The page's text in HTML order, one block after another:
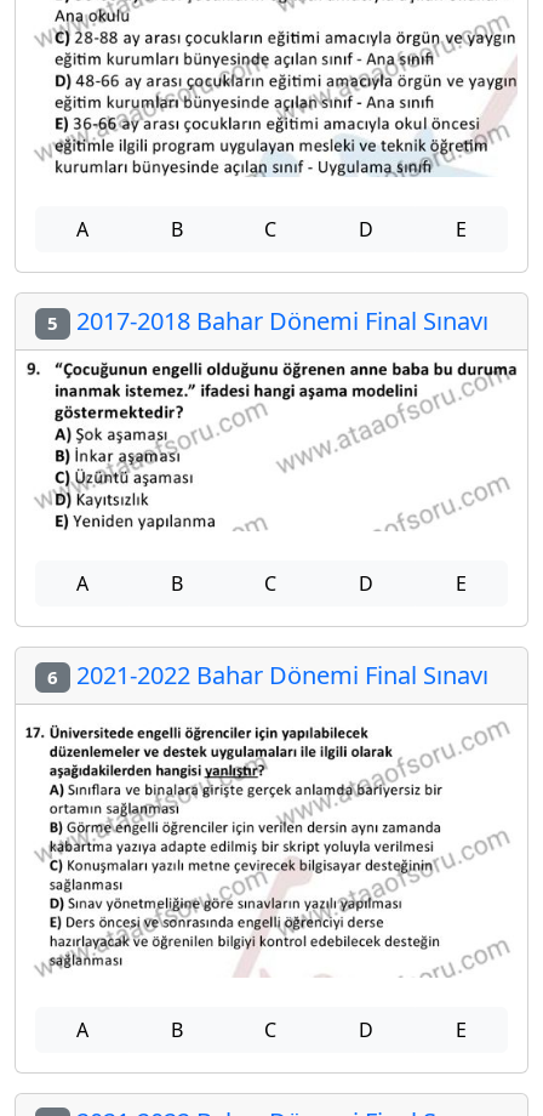
A B C D E
5 2017-2018 Bahar Dönemi Final Sınavı
A B C D E
6 2021-2022 Bahar Dönemi Final Sınavı
A B C D E